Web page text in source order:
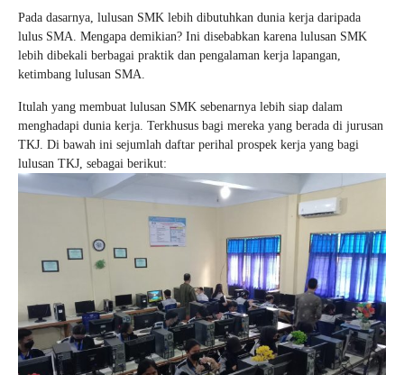
Pada dasarnya, lulusan SMK lebih dibutuhkan dunia kerja daripada
lulus SMA. Mengapa demikian? Ini disebabkan karena lulusan SMK
lebih dibekali berbagai praktik dan pengalaman kerja lapangan,
ketimbang lulusan SMA.
Itulah yang membuat lulusan SMK sebenarnya lebih siap dalam
menghadapi dunia kerja. Terkhusus bagi mereka yang berada di jurusan
TKJ. Di bawah ini sejumlah daftar perihal prospek kerja yang bagi
lulusan TKJ, sebagai berikut: